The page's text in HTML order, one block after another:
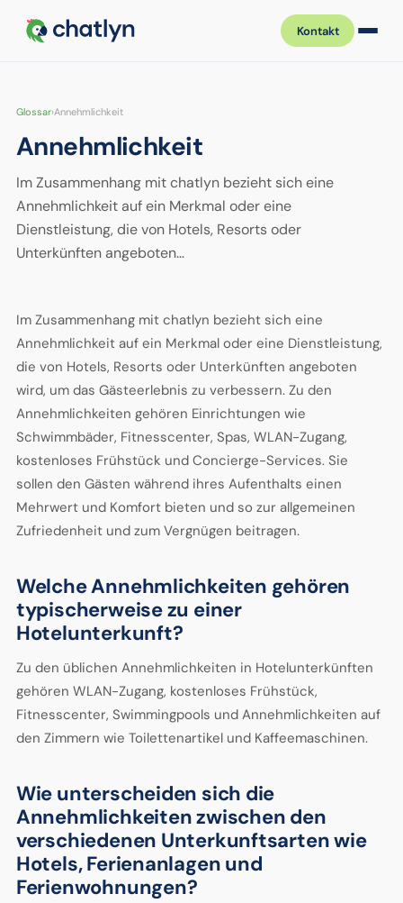
Kontakt
Glossar›Annehmlichkeit
Annehmlichkeit
Im Zusammenhang mit chatlyn bezieht sich eine
Annehmlichkeit auf ein Merkmal oder eine
Dienstleistung, die von Hotels, Resorts oder
Unterkünften angeboten…
Im Zusammenhang mit chatlyn bezieht sich eine
Annehmlichkeit auf ein Merkmal oder eine Dienstleistung,
die von Hotels, Resorts oder Unterkünften angeboten
wird, um das Gästeerlebnis zu verbessern. Zu den
Annehmlichkeiten gehören Einrichtungen wie
Schwimmbäder, Fitnesscenter, Spas, WLAN-Zugang,
kostenloses Frühstück und Concierge-Services. Sie
sollen den Gästen während ihres Aufenthalts einen
Mehrwert und Komfort bieten und so zur allgemeinen
Zufriedenheit und zum Vergnügen beitragen.
Welche Annehmlichkeiten gehören
typischerweise zu einer
Hotelunterkunft?
Zu den üblichen Annehmlichkeiten in Hotelunterkünften
gehören WLAN-Zugang, kostenloses Frühstück,
Fitnesscenter, Swimmingpools und Annehmlichkeiten auf
den Zimmern wie Toilettenartikel und Kaffeemaschinen.
Wie unterscheiden sich die
Annehmlichkeiten zwischen den
verschiedenen Unterkunftsarten wie
Hotels, Ferienanlagen und
Ferienwohnungen?